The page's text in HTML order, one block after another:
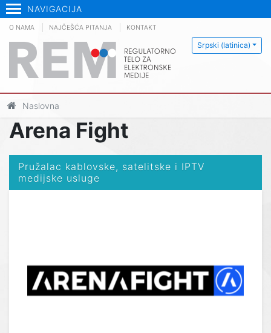
NAVIGACIJA
Srpski (latinica)
O NAMA NAJČEŠĆA PITANJA KONTAKT
Naslovna
Arena Fight
Pružalac kablovske, satelitske i IPTV
medijske usluge